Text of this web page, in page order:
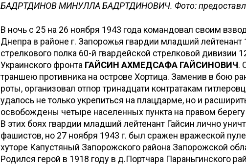
БАДРТДИНОВ МИНУЛЛА БАДРТДИНОВИЧ. Фото:
В ночь с 25 на 26 ноября 1943 года командовал своим
Днепра в районе г. Запорожья гвардии младший лейтенант
стрелкового полка 60-й гвардейской стрелковой дивизии
Украинского фронта ГАЙСИН АХМЕДСАФА ГАЙСИНОВИЧ.
траншею противника на острове Хортица. Заменив в бою
роты, организовал отпор тринадцати контратакам
удалось не только укрепиться на плацдарме, но и
освобождены четыре населенных пункта на правом
В этих боях гвардии младший лейтенант Гайсин лично
фашистов, но 27 ноября 1943 г. был сражен вражеской
хуторе Капустяный Запорожского района Запорожской
Родился герой в 1918 году в д.Портчара Параньгинского